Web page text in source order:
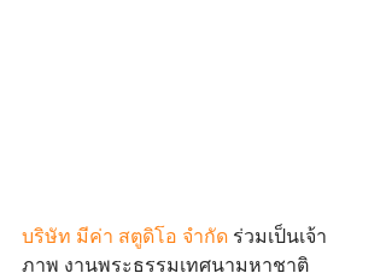
บริษัท มีค่า สตูดิโอ จำกัด ร่วมเป็นเจ้า
ภาพ งานพระธรรมเทศนามหาชาติ